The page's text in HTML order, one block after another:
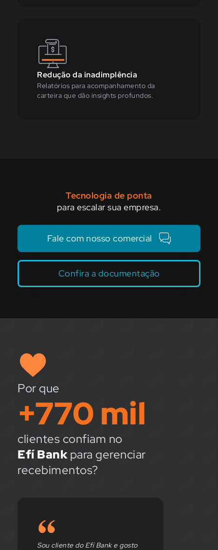
Redução da inadimplência
Relatórios para acompanhamento da
carteira que dão insights profundos.
Tecnologia de ponta
para escalar sua empresa.
Fale com nosso comercial
Confira a documentação
Por que
+770 mil
clientes confiam no
Efí Bankpara gerenciar
recebimentos?
A principal solução que o Open